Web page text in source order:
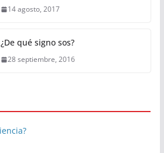
14 agosto, 2017
¿De qué signo sos?
28 septiembre, 2016